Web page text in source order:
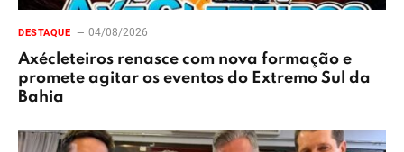
DESTAQUE 04/08/2026
Axécleteiros renasce com nova formação e
promete agitar os eventos do Extremo Sul da
Bahia